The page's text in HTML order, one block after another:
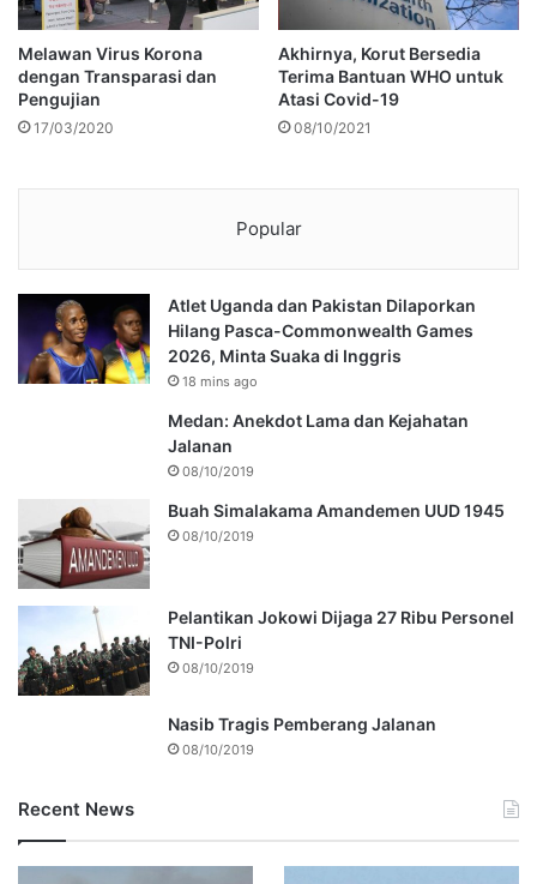
Melawan Virus Korona
dengan Transparasi dan
Pengujian
17/03/2020
Akhirnya, Korut Bersedia
Terima Bantuan WHO untuk
Atasi Covid-19
08/10/2021
Popular
Atlet Uganda dan Pakistan Dilaporkan
Hilang Pasca-Commonwealth Games
2026, Minta Suaka di Inggris
18 mins ago
Medan: Anekdot Lama dan Kejahatan
Jalanan
08/10/2019
Buah Simalakama Amandemen UUD 1945
08/10/2019
Pelantikan Jokowi Dijaga 27 Ribu Personel
TNI-Polri
08/10/2019
Nasib Tragis Pemberang Jalanan
08/10/2019
Recent News